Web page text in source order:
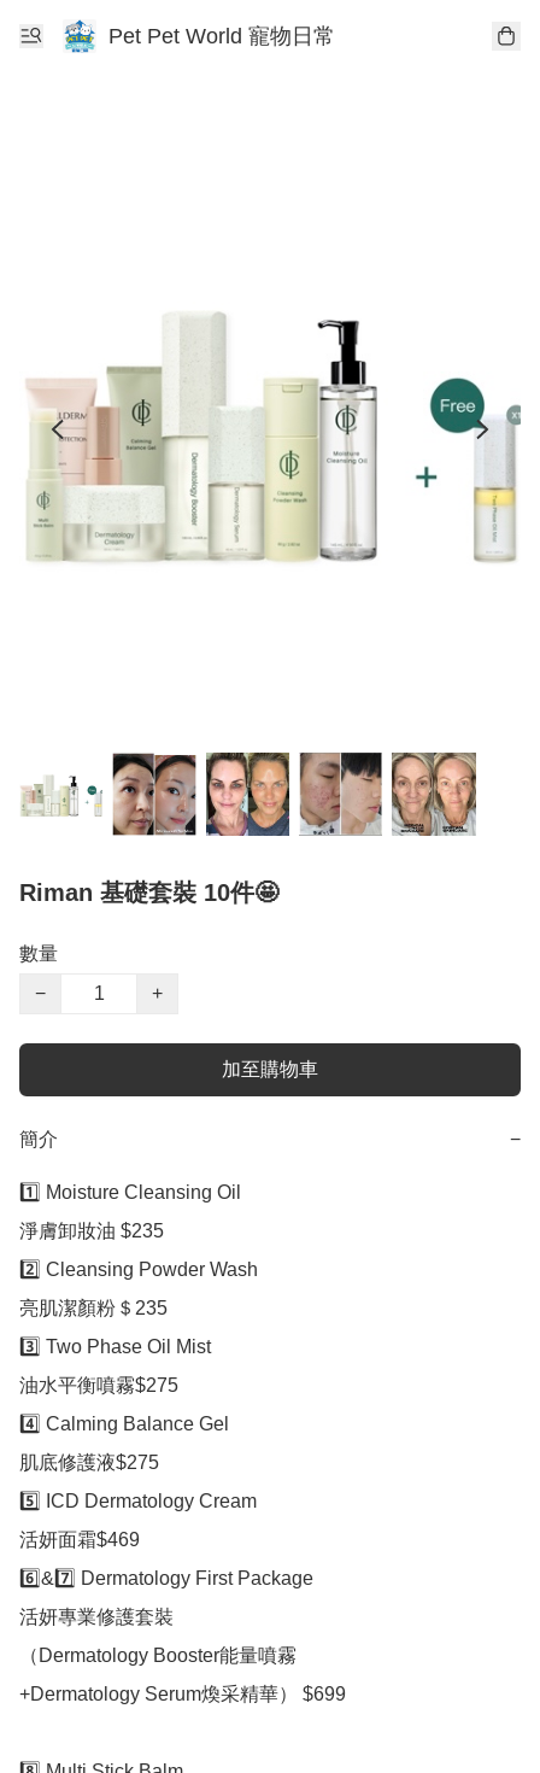
Pet Pet World 寵物日常
Riman 基礎套裝 10件🤩
數量
−
+
加至購物車
簡介 −
1️⃣ Moisture Cleansing Oil
淨膚卸妝油 $235
2️⃣ Cleansing Powder Wash
亮肌潔顏粉＄235
3️⃣ Two Phase Oil Mist
油水平衡噴霧$275
4️⃣ Calming Balance Gel
肌底修護液$275
5️⃣ ICD Dermatology Cream
活妍面霜$469
6️⃣&7️⃣ Dermatology First Package
活妍專業修護套裝
（Dermatology Booster能量噴霧
+Dermatology Serum煥采精華） $699